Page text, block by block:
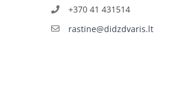
+370 41 431514
rastine@didzdvaris.lt